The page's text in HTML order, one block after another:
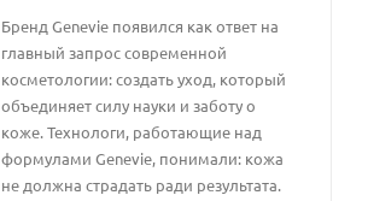
Бренд Genevie появился как ответ на
главный запрос современной
косметологии: создать уход, который
объединяет силу науки и заботу о
коже. Технологи, работающие над
формулами Genevie, понимали: кожа
не должна страдать ради результата.